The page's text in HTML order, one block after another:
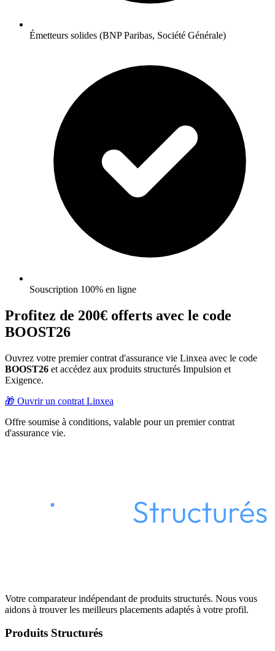
Émetteurs solides (BNP Paribas, Société Générale)
Souscription 100% en ligne
Profitez de 200€ offerts avec le code
BOOST26
Ouvrez votre premier contrat d'assurance vie Linxea avec le code
BOOST26 et accédez aux produits structurés Impulsion et
Exigence.
🎁 Ouvrir un contrat Linxea
Offre soumise à conditions, valable pour un premier contrat
d'assurance vie.
Votre comparateur indépendant de produits structurés. Nous vous
aidons à trouver les meilleurs placements adaptés à votre profil.
Produits Structurés